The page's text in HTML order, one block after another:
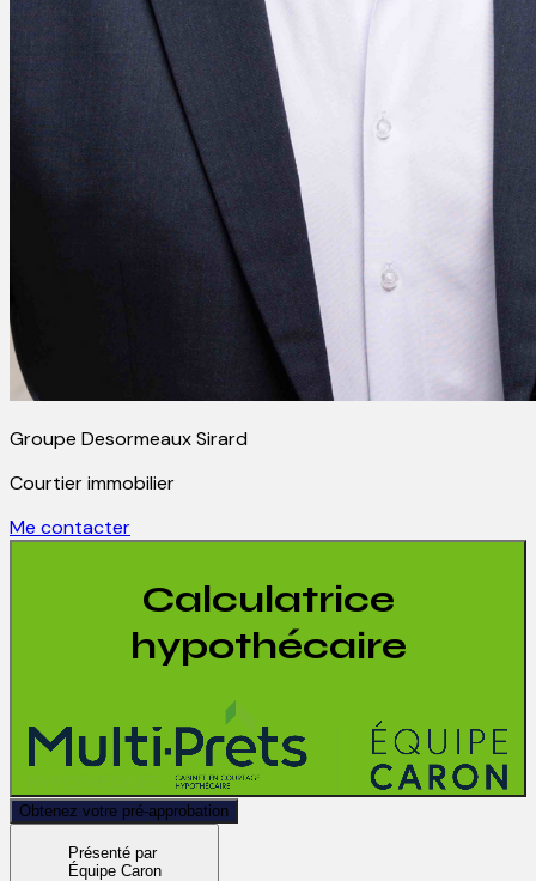
Groupe Desormeaux Sirard
Courtier immobilier
Me contacter
Calculatrice
hypothécaire
Obtenez votre pré-approbation
Présenté par
Équipe Caron